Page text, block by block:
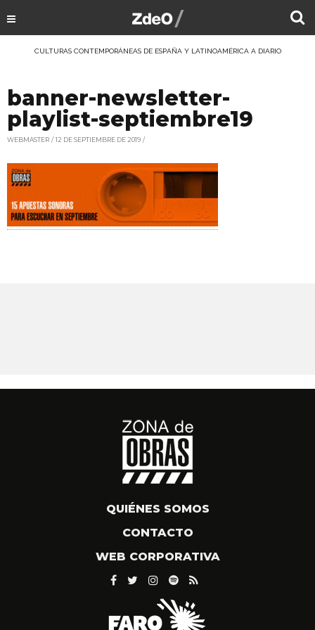
CULTURAS CONTEMPORÁNEAS DE ESPAÑA Y LATINOAMÉRICA A DIARIO
banner-newsletter-
playlist-septiembre19
WEBMASTER 12 DE SEPTIEMBRE DE 2019
QUIÉNES SOMOS
CONTACTO
WEB CORPORATIVA